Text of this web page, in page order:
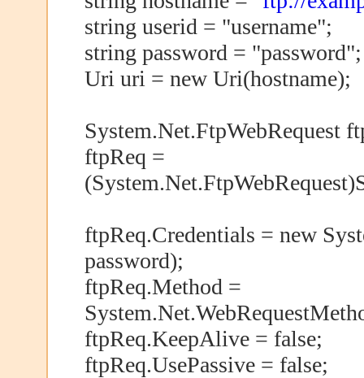
string userid = "username";
string password = "password";
Uri uri = new Uri(hostname);
System.Net.FtpWebRequest
ftpReq =
ftpReq.Credentials = new
password);
ftpReq.Method =
ftpReq.KeepAlive = false;
ftpReq.UsePassive = false;